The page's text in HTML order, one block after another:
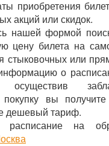
приобретения
акций или скидок.
нашей формой
цену билета на
стыковочных или
о
вы
дешевый тариф.
на